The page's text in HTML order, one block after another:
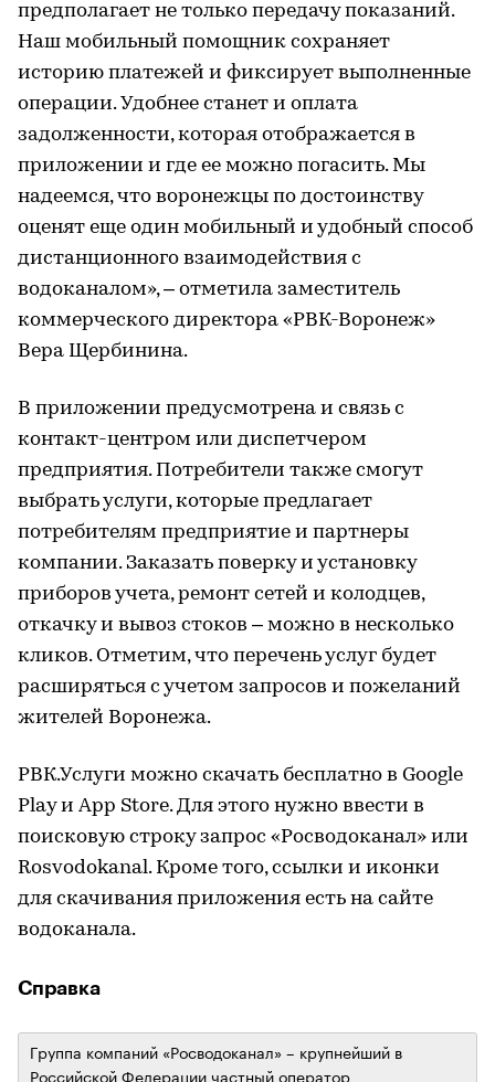
предполагает не только передачу показаний.
Наш мобильный помощник сохраняет
историю платежей и фиксирует выполненные
операции. Удобнее станет и оплата
задолженности, которая отображается в
приложении и где ее можно погасить. Мы
надеемся, что воронежцы по достоинству
оценят еще один мобильный и удобный способ
дистанционного взаимодействия с
водоканалом», – отметила заместитель
коммерческого директора «РВК-Воронеж»
Вера Щербинина.
В приложении предусмотрена и связь с
контакт-центром или диспетчером
предприятия. Потребители также смогут
выбрать услуги, которые предлагает
потребителям предприятие и партнеры
компании. Заказать поверку и установку
приборов учета, ремонт сетей и колодцев,
откачку и вывоз стоков – можно в несколько
кликов. Отметим, что перечень услуг будет
расширяться с учетом запросов и пожеланий
жителей Воронежа.
РВК.Услуги можно скачать бесплатно в Google
Play и App Store. Для этого нужно ввести в
поисковую строку запрос «Росводоканал» или
Rosvodokanal. Кроме того, ссылки и иконки
для скачивания приложения есть на сайте
водоканала.
Справка
Группа компаний «Росводоканал» – крупнейший в
Российской Федерации частный оператор